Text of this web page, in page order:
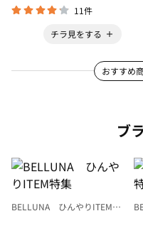
11件
チラ見をする
おすすめ
ブ
BELLUNA ひんやりITEM特